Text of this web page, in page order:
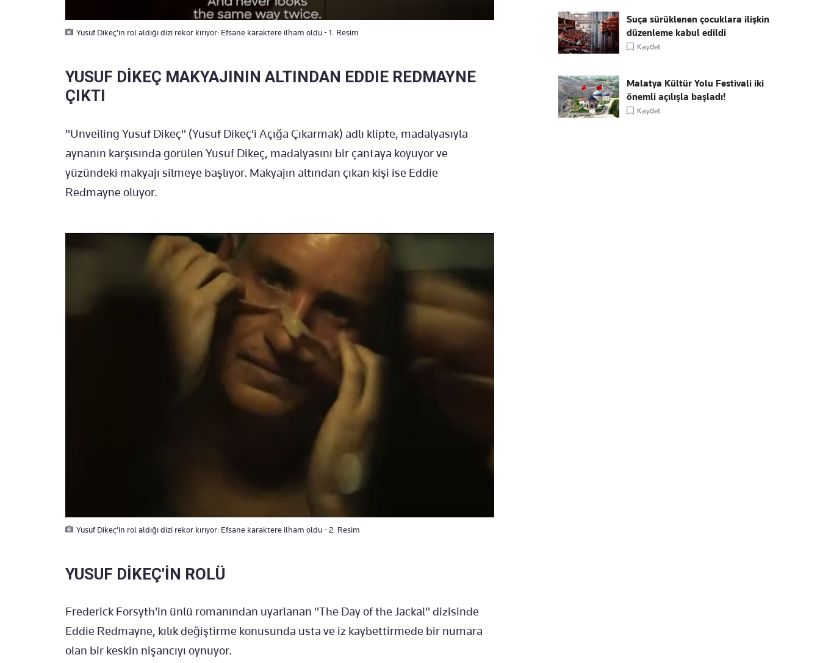
Yusuf Dikeç'in rol aldığı dizi rekor kırıyor: Efsane karaktere ilham oldu - 1. Resim
YUSUF DİKEÇ MAKYAJININ ALTINDAN EDDIE REDMAYNE
ÇIKTI
"Unveiling Yusuf Dikeç" (Yusuf Dikeç'i Açığa Çıkarmak) adlı klipte, madalyasıyla
aynanın karşısında görülen Yusuf Dikeç, madalyasını bir çantaya koyuyor ve
yüzündeki makyajı silmeye başlıyor. Makyajın altından çıkan kişi ise Eddie
Redmayne oluyor.
Yusuf Dikeç'in rol aldığı dizi rekor kırıyor: Efsane karaktere ilham oldu - 2. Resim
YUSUF DİKEÇ'İN ROLÜ
Frederick Forsyth'in ünlü romanından uyarlanan "The Day of the Jackal" dizisinde
Eddie Redmayne, kılık değiştirme konusunda usta ve iz kaybettirmede bir numara
olan bir keskin nişancıyı oynuyor.
Suça sürüklenen çocuklara ilişkin
düzenleme kabul edildi
Kaydet
Malatya Kültür Yolu Festivali iki
önemli açılışla başladı!
Kaydet